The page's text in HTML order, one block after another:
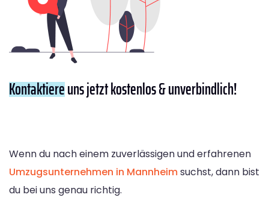
Kontaktiereuns jetzt kostenlos & unverbindlich!
Wenn du nach einem zuverlässigen und erfahrenen
Umzugsunternehmen in Mannheimsuchst, dann bist
du bei uns genau richtig.